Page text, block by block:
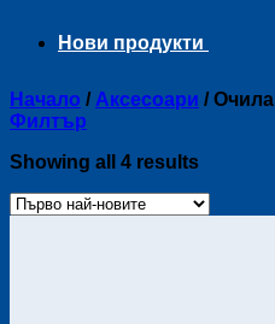
Нови продукти
Начало / Аксесоари /Очила
Филтър
Showing all 4 resultsSorted
latest